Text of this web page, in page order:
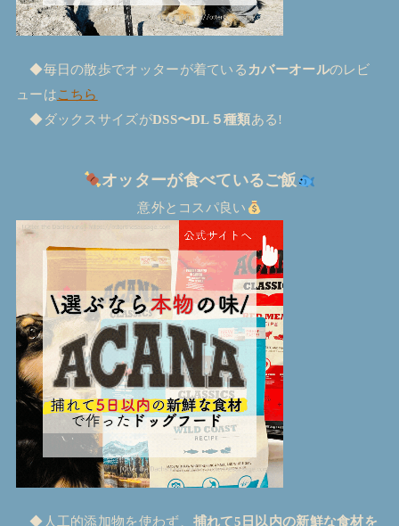
◆毎日の散歩でオッターが着ている カバーオールのレビ
ューはこちら
◆ダックスサイズがDSS〜DL５種類ある!
オッターが食べているご飯
意外とコスパ良い
◆人工的添加物を使わず、 捕れて5日以内の新鮮な食材を